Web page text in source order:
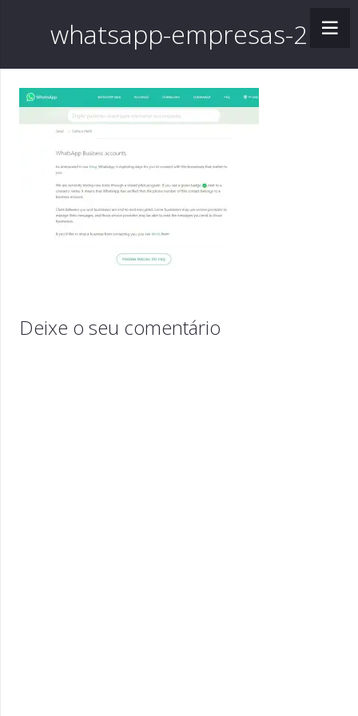
whatsapp-empresas-2
Deixe o seu comentário